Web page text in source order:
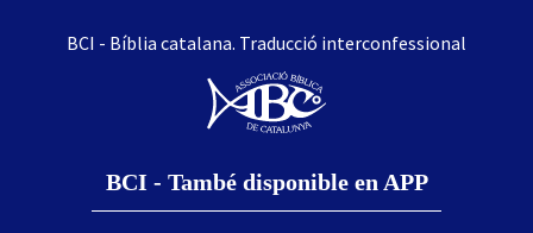
BCI - Bíblia catalana. Traducció interconfessional
BCI - També disponible en APP